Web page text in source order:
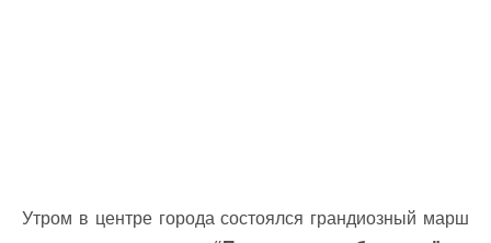
Утром в центре города состоялся грандиозный марш